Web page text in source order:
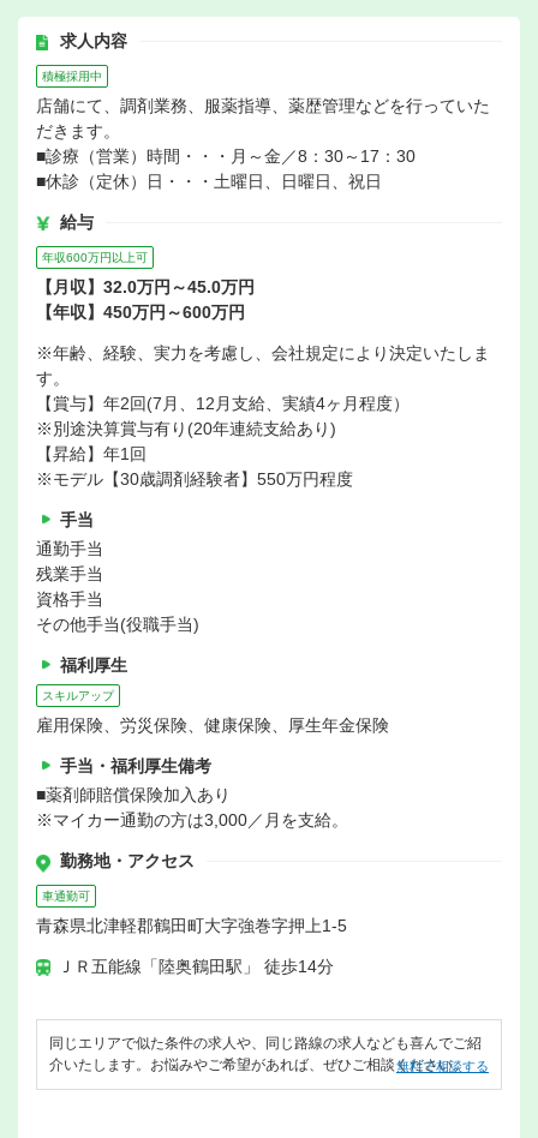
求人内容
積極採用中
店舗にて、調剤業務、服薬指導、薬歴管理などを行っていた
だきます。
■診療（営業）時間・・・月～金／8：30～17：30
■休診（定休）日・・・土曜日、日曜日、祝日
給与
年収600万円以上可
【月収】32.0万円～45.0万円
【年収】450万円～600万円
※年齢、経験、実力を考慮し、会社規定により決定いたしま
す。
【賞与】年2回(7月、12月支給、実績4ヶ月程度）
※別途決算賞与有り(20年連続支給あり)
【昇給】年1回
※モデル【30歳調剤経験者】550万円程度
手当
通勤手当
残業手当
資格手当
その他手当(役職手当)
福利厚生
スキルアップ
雇用保険、労災保険、健康保険、厚生年金保険
手当・福利厚生備考
■薬剤師賠償保険加入あり
※マイカー通勤の方は3,000／月を支給。
勤務地・アクセス
車通勤可
青森県北津軽郡鶴田町大字強巻字押上1-5
ＪＲ五能線「陸奥鶴田駅」 徒歩14分
同じエリアで似た条件の求人や、同じ路線の求人なども喜んでご紹
介いたします。お悩みやご希望があれば、ぜひご相談ください。
無料で相談する